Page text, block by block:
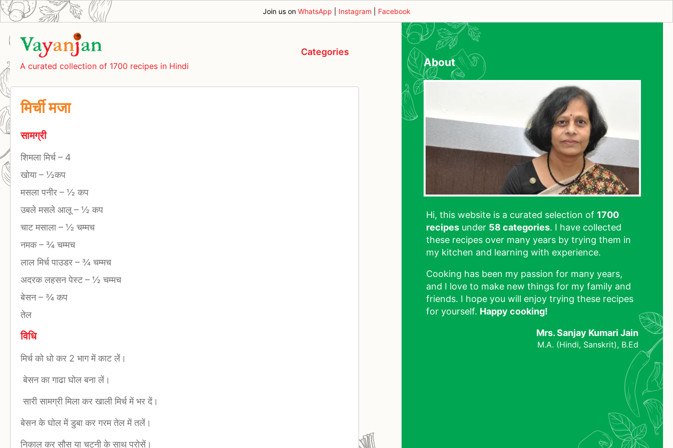
Join us on WhatsApp Instagram Facebook
A curated collection of 1700 recipes in Hindi
Categories
मिर्ची मजा
सामग्री
शिमला मिर्च– 4
खोया– ½कप
मसला पनीर – ½ कप
उबले मसले आलू – ½ कप
चाट मसाला– ½ चम्मच
नमक– ¾ चम्मच
लाल मिर्च पाउडर – ¾ चम्मच
अदरक लहसन पेस्ट– ½ चम्मच
बेसन– ¾ कप
तेल
विधि
मिर्च को धो कर 2 भाग में काट लें।
बेसन का गाढा घोल बना लें।
सारी सामग्री मिला कर खाली मिर्च में भर दें।
बेसन के घोल में डुबा कर गरम तेल में तलें।
निकाल कर सौस या चटनी के साथ परोसें।
About
Hi, this website is a curated selection of 1700
recipes under 58 categories. I have collected
these recipes over many years by trying them in
my kitchen and learning with experience.
Cooking has been my passion for many years,
and I love to make new things for my family and
friends. I hope you will enjoy trying these recipes
for yourself. Happy cooking!
Mrs. Sanjay Kumari Jain
M.A. (Hindi, Sanskrit), B.Ed